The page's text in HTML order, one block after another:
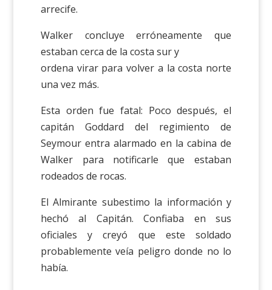
arrecife.
Walker concluye erróneamente que
estaban cerca de la costa sur y
ordena virar para volver a la costa norte
una vez más.
Esta orden fue fatal: Poco después, el
capitán Goddard del regimiento de
Seymour entra alarmado en la cabina de
Walker para notificarle que estaban
rodeados de rocas.
El Almirante subestimo la información y
hechó al Capitán. Confiaba en sus
oficiales y creyó que este soldado
probablemente veía peligro donde no lo
había.